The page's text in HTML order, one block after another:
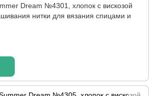
Dream №4301, хлопок с вискозой
нитки для вязания спицами и